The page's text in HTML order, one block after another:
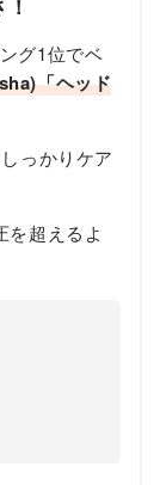
グ1位でベ
「ヘッド
っかりケア
を超えるよ